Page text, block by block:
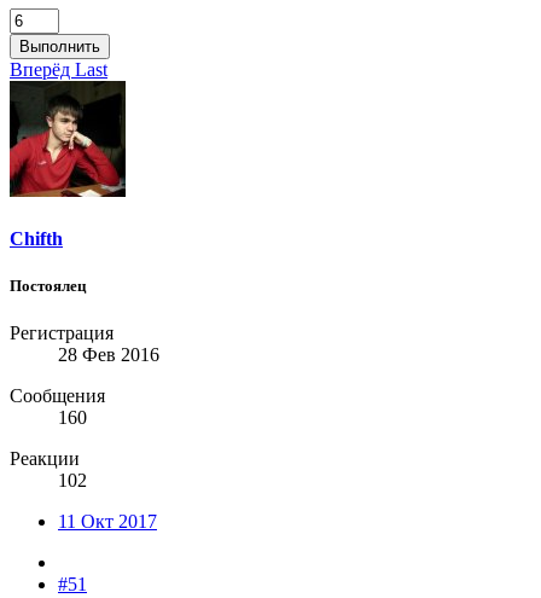
Выполнить
Вперёд Last
Chifth
Постоялец
Регистрация
28 Фев 2016
Сообщения
160
Реакции
102
11 Окт 2017
#51